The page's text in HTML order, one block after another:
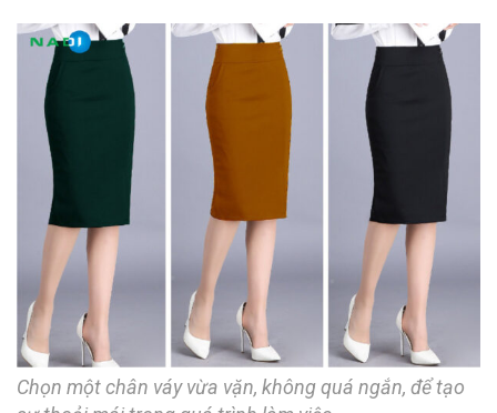
Chọn một chân váy vừa vặn, không quá ngắn, để tạo